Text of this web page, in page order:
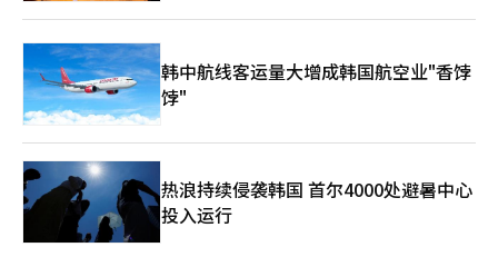
韩中航线客运量大增成韩国航空业"香饽
饽"
热浪持续侵袭韩国 首尔4000处避暑中心
投入运行